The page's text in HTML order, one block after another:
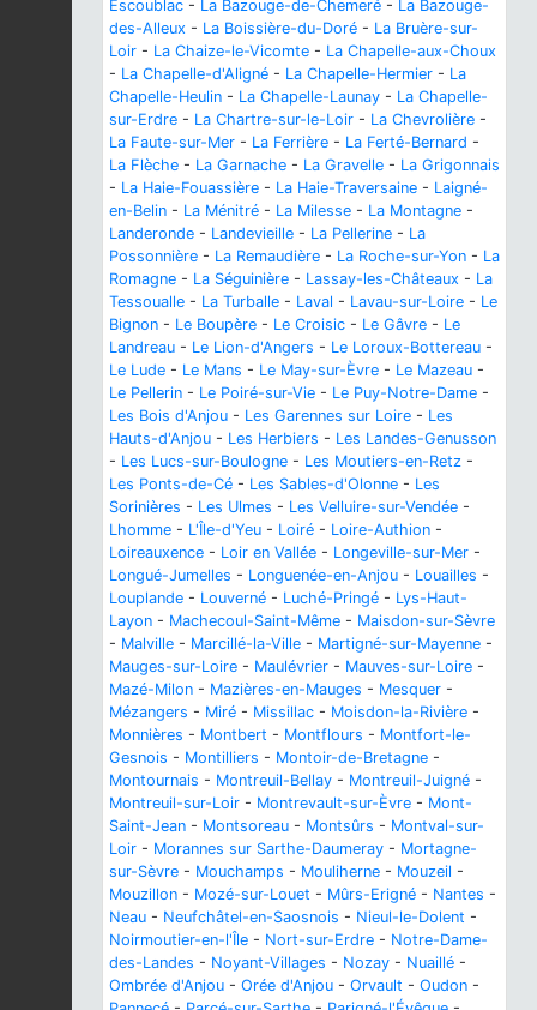
Escoublac - La Bazouge-de-Chemeré - La Bazouge-
des-Alleux - La Boissière-du-Doré - La Bruère-sur-
Loir - La Chaize-le-Vicomte - La Chapelle-aux-Choux
- La Chapelle-d'Aligné - La Chapelle-Hermier - La
Chapelle-Heulin - La Chapelle-Launay - La Chapelle-
sur-Erdre - La Chartre-sur-le-Loir - La Chevrolière -
La Faute-sur-Mer - La Ferrière - La Ferté-Bernard -
La Flèche - La Garnache - La Gravelle - La Grigonnais
- La Haie-Fouassière - La Haie-Traversaine - Laigné-
en-Belin - La Ménitré - La Milesse - La Montagne -
Landeronde - Landevieille - La Pellerine - La
Possonnière - La Remaudière - La Roche-sur-Yon - La
Romagne - La Séguinière - Lassay-les-Châteaux - La
Tessoualle - La Turballe - Laval - Lavau-sur-Loire - Le
Bignon - Le Boupère - Le Croisic - Le Gâvre - Le
Landreau - Le Lion-d'Angers - Le Loroux-Bottereau -
Le Lude - Le Mans - Le May-sur-Èvre - Le Mazeau -
Le Pellerin - Le Poiré-sur-Vie - Le Puy-Notre-Dame -
Les Bois d'Anjou - Les Garennes sur Loire - Les
Hauts-d'Anjou - Les Herbiers - Les Landes-Genusson
- Les Lucs-sur-Boulogne - Les Moutiers-en-Retz -
Les Ponts-de-Cé - Les Sables-d'Olonne - Les
Sorinières - Les Ulmes - Les Velluire-sur-Vendée -
Lhomme - L'Île-d'Yeu - Loiré - Loire-Authion -
Loireauxence - Loir en Vallée - Longeville-sur-Mer -
Longué-Jumelles - Longuenée-en-Anjou - Louailles -
Louplande - Louverné - Luché-Pringé - Lys-Haut-
Layon - Machecoul-Saint-Même - Maisdon-sur-Sèvre
- Malville - Marcillé-la-Ville - Martigné-sur-Mayenne -
Mauges-sur-Loire - Maulévrier - Mauves-sur-Loire -
Mazé-Milon - Mazières-en-Mauges - Mesquer -
Mézangers - Miré - Missillac - Moisdon-la-Rivière -
Monnières - Montbert - Montflours - Montfort-le-
Gesnois - Montilliers - Montoir-de-Bretagne -
Montournais - Montreuil-Bellay - Montreuil-Juigné -
Montreuil-sur-Loir - Montrevault-sur-Èvre - Mont-
Saint-Jean - Montsoreau - Montsûrs - Montval-sur-
Loir - Morannes sur Sarthe-Daumeray - Mortagne-
sur-Sèvre - Mouchamps - Mouliherne - Mouzeil -
Mouzillon - Mozé-sur-Louet - Mûrs-Erigné - Nantes -
Neau - Neufchâtel-en-Saosnois - Nieul-le-Dolent -
Noirmoutier-en-l'Île - Nort-sur-Erdre - Notre-Dame-
des-Landes - Noyant-Villages - Nozay - Nuaillé -
Ombrée d'Anjou - Orée d'Anjou - Orvault - Oudon -